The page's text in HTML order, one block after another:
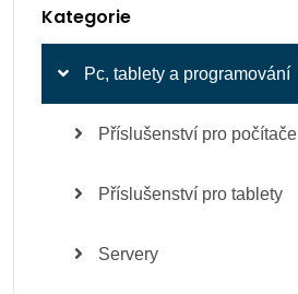
Kategorie
Pc, tablety a programování
Příslušenství pro počítače
Příslušenství pro tablety
Servery